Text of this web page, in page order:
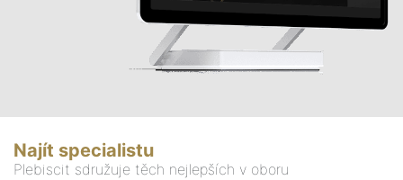
Najít specialistu
Plebiscit sdružuje těch nejlepších v oboru